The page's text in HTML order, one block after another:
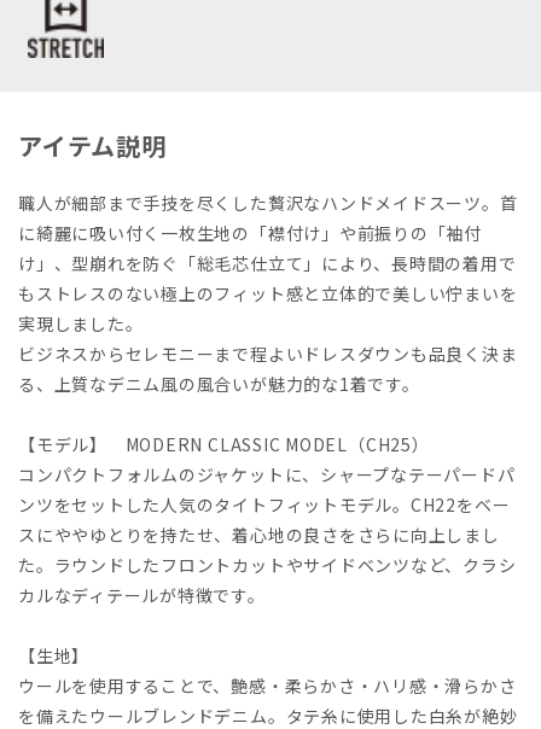
アイテム説明
職人が細部まで手技を尽くした贅沢なハンドメイドスーツ。首
に綺麗に吸い付く一枚生地の「襟付け」や前振りの「袖付
け」、型崩れを防ぐ「総毛芯仕立て」により、長時間の着用で
もストレスのない極上のフィット感と立体的で美しい佇まいを
実現しました。
ビジネスからセレモニーまで程よいドレスダウンも品良く決ま
る、上質なデニム風の風合いが魅力的な1着です。
【モデル】 MODERN CLASSIC MODEL（CH25）
コンパクトフォルムのジャケットに、シャープなテーパードパ
ンツをセットした人気のタイトフィットモデル。CH22をベー
スにややゆとりを持たせ、着心地の良さをさらに向上しまし
た。ラウンドしたフロントカットやサイドベンツなど、クラシ
カルなディテールが特徴です。
【生地】
ウールを使用することで、艶感・柔らかさ・ハリ感・滑らかさ
を備えたウールブレンドデニム。タテ糸に使用した白糸が絶妙